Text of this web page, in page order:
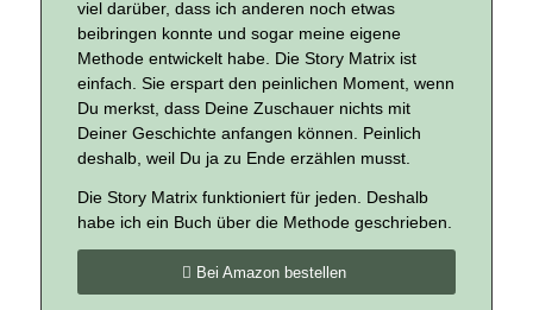
viel darüber, dass ich anderen noch etwas
beibringen konnte und sogar meine eigene
Methode entwickelt habe. Die Story Matrix ist
einfach. Sie erspart den peinlichen Moment, wenn
Du merkst, dass Deine Zuschauer nichts mit
Deiner Geschichte anfangen können. Peinlich
deshalb, weil Du ja zu Ende erzählen musst.
Die Story Matrix funktioniert für jeden. Deshalb
habe ich ein Buch über die Methode geschrieben.
Bei Amazon bestellen